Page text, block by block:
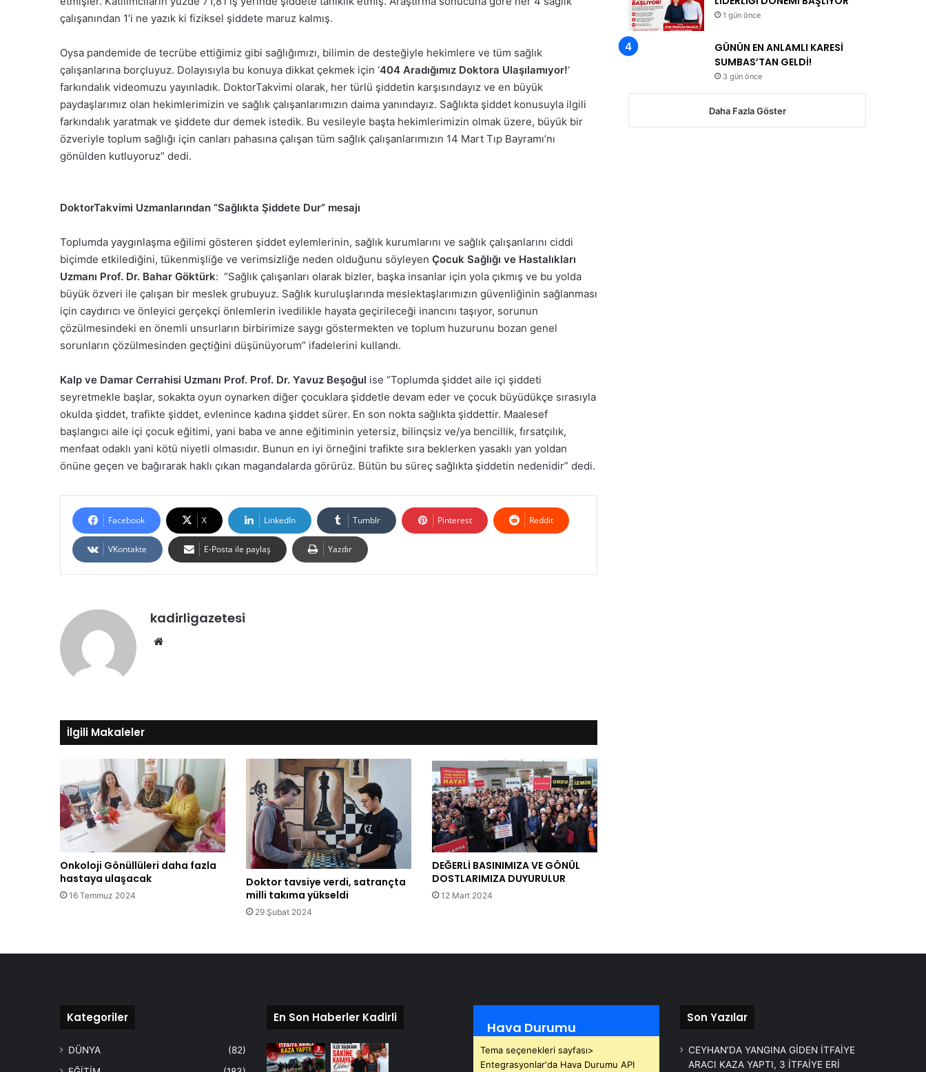
çalışanından 1’i ne yazık ki fiziksel şiddete maruz kalmış.
Oysa pandemide de tecrübe ettiğimiz gibi sağlığımızı, bilimin de desteğiyle hekimlere ve tüm sağlık
çalışanlarına borçluyuz. Dolayısıyla bu konuya dikkat çekmek için ‘404 Aradığımız Doktora Ulaşılamıyor!‘
farkındalık videomuzu yayınladık. DoktorTakvimi olarak, her türlü şiddetin karşısındayız ve en büyük
paydaşlarımız olan hekimlerimizin ve sağlık çalışanlarımızın daima yanındayız. Sağlıkta şiddet konusuyla ilgili
farkındalık yaratmak ve şiddete dur demek istedik. Bu vesileyle başta hekimlerimizin olmak üzere, büyük bir
özveriyle toplum sağlığı için canları pahasına çalışan tüm sağlık çalışanlarımızın 14 Mart Tıp Bayramı’nı
gönülden kutluyoruz” dedi.
DoktorTakvimi Uzmanlarından “Sağlıkta Şiddete Dur” mesajı
Toplumda yaygınlaşma eğilimi gösteren şiddet eylemlerinin, sağlık kurumlarını ve sağlık çalışanlarını ciddi
biçimde etkilediğini, tükenmişliğe ve verimsizliğe neden olduğunu söyleyen Çocuk Sağlığı ve Hastalıkları
Uzmanı Prof. Dr. Bahar Göktürk: “Sağlık çalışanları olarak bizler, başka insanlar için yola çıkmış ve bu yolda
büyük özveri ile çalışan bir meslek grubuyuz. Sağlık kuruluşlarında meslektaşlarımızın güvenliğinin sağlanması
için caydırıcı ve önleyici gerçekçi önlemlerin ivedilikle hayata geçirileceği inancını taşıyor, sorunun
çözülmesindeki en önemli unsurların birbirimize saygı göstermekten ve toplum huzurunu bozan genel
sorunların çözülmesinden geçtiğini düşünüyorum” ifadelerini kullandı.
Kalp ve Damar Cerrahisi Uzmanı Prof. Prof. Dr. Yavuz Beşoğul ise “Toplumda şiddet aile içi şiddeti
seyretmekle başlar, sokakta oyun oynarken diğer çocuklara şiddetle devam eder ve çocuk büyüdükçe sırasıyla
okulda şiddet, trafikte şiddet, evlenince kadına şiddet sürer. En son nokta sağlıkta şiddettir. Maalesef
başlangıcı aile içi çocuk eğitimi, yani baba ve anne eğitiminin yetersiz, bilinçsiz ve/ya bencillik, fırsatçılık,
menfaat odaklı yani kötü niyetli olmasıdır. Bunun en iyi örneğini trafikte sıra beklerken yasaklı yan yoldan
önüne geçen ve bağırarak haklı çıkan magandalarda görürüz. Bütün bu süreç sağlıkta şiddetin nedenidir” dedi.
Facebook X LinkedIn Tumblr Pinterest Reddit
VKontakte E-Posta ile paylaş Yazdır
kadirligazetesi
İlgili Makaleler
Onkoloji Gönüllüleri daha fazla
hastaya ulaşacak
16 Temmuz 2024
Doktor tavsiye verdi, satrançta
milli takıma yükseldi
29 Şubat 2024
DEĞERLİ BASINIMIZA VE GÖNÜL
DOSTLARIMIZA DUYURULUR
12 Mart 2024
1 gün önce
GÜNÜN EN ANLAMLI KARESİ
SUMBAS’TAN GELDİ!
3 gün önce
Daha Fazla Göster
Kategoriler
DÜNYA
(82)
En Son Haberler Kadirli
Hava Durumu
Tema seçenekleri sayfası>
Entegrasyonlar'da Hava Durumu API
Son Yazılar
CEYHAN’DA YANGINA GİDEN İTFAİYE
ARACI KAZA YAPTI, 3 İTFAİYE ERİ